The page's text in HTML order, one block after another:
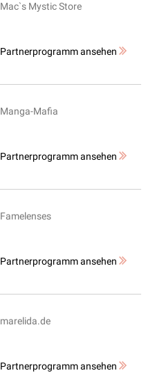
Mac`s Mystic Store
Partnerprogramm ansehen
Manga-Mafia
Partnerprogramm ansehen
Famelenses
Partnerprogramm ansehen
marelida.de
Partnerprogramm ansehen